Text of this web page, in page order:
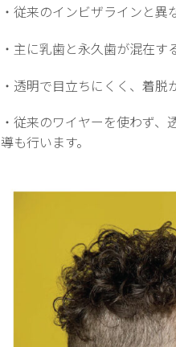
・従来のインビザラインと異
・主に乳歯と永久歯が混在す
・透明で目立ちにくく、着脱
・従来のワイヤーを使わず
導も行います。